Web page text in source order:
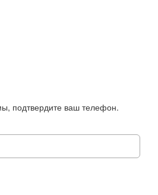
подтвердите ваш телефон.